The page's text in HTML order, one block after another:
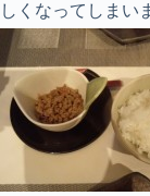
しくなってしまい